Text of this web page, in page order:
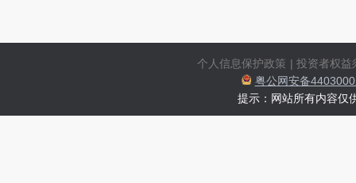
个人信息保护政策 | 投资者权益
粤公网安备
提示：网站所有内容仅